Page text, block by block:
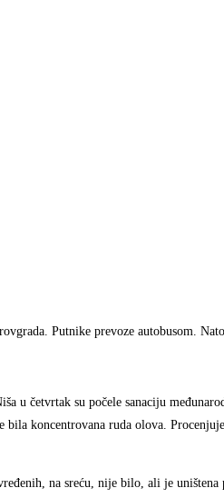
Putnike prevoze autobusom.
u četvrtak su počele sanaciju
koncentrovana ruda olova.
na sreću, nije bilo, ali je